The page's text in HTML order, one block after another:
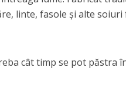
linte, fasole și alte soiuri
cât timp se pot păstra